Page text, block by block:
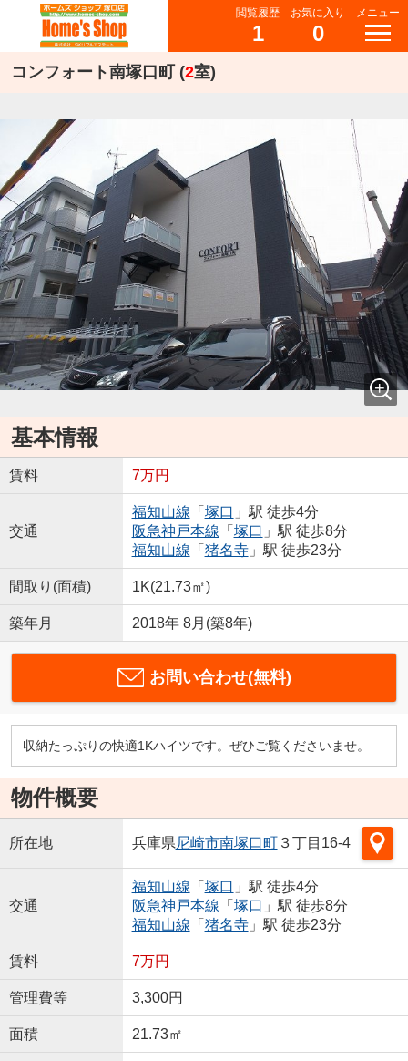
閲覧履歴
1
お気に入り
0
メニュー
コンフォート南塚口町 (2室)
基本情報
賃料 7万円
交通
福知山線 「 塚口 」駅 徒歩4分
阪急神戸本線 「 塚口 」駅 徒歩8分
福知山線 「 猪名寺」駅 徒歩23分
間取り(面積) 1K(21.73㎡)
築年月 2018年 8月(築8年)
お問い合わせ(無料)
収納たっぷりの快適1Kハイツです。ぜひご覧くださいませ。
物件概要
所在地 兵庫県尼崎市南塚口町３丁目16-4
交通
福知山線 「 塚口 」駅 徒歩4分
阪急神戸本線 「 塚口 」駅 徒歩8分
福知山線 「 猪名寺」駅 徒歩23分
賃料 7万円
管理費等 3,300円
面積 21.73㎡